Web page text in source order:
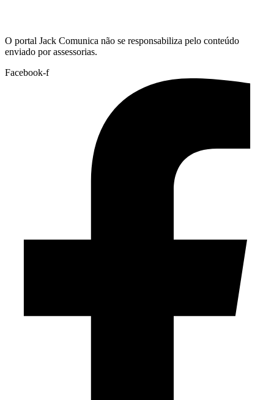
O portal Jack Comunica não se responsabiliza pelo conteúdo
enviado por assessorias.
Facebook-f